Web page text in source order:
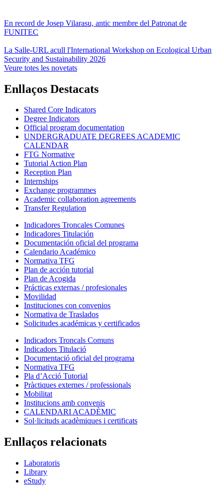
En record de Josep Vilarasu, antic membre del Patronat de
FUNITEC
La Salle-URL acull l'International Workshop on Ecological Urban
Security and Sustainability 2026
Veure totes les novetats
Enllaços Destacats
Shared Core Indicators
Degree Indicators
Official program documentation
UNDERGRADUATE DEGREES ACADEMIC
CALENDAR
FTG Normative
Tutorial Action Plan
Reception Plan
Internships
Exchange programmes
Academic collaboration agreements
Transfer Regulation
Indicadores Troncales Comunes
Indicadores Titulación
Documentación oficial del programa
Calendario Académico
Normativa TFG
Plan de acción tutorial
Plan de Acogida
Prácticas externas / profesionales
Movilidad
Instituciones con convenios
Normativa de Traslados
Solicitudes académicas y certificados
Indicadors Troncals Comuns
Indicadors Titulació
Documentació oficial del programa
Normativa TFG
Pla d’Acció Tutorial
Pràctiques externes / professionals
Mobilitat
Institucions amb convenis
CALENDARI ACADÈMIC
Sol·licituds acadèmiques i certificats
Enllaços relacionats
Laboratoris
Library
eStudy